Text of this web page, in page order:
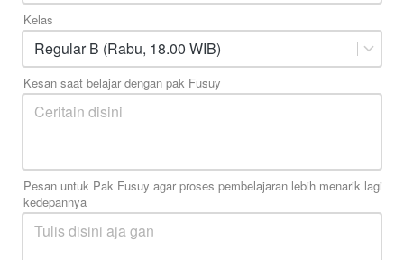
Kelas
Regular B (Rabu, 18.00 WIB)
Kesan saat belajar dengan pak Fusuy
Pesan untuk Pak Fusuy agar proses pembelajaran lebih menarik lagi
kedepannya